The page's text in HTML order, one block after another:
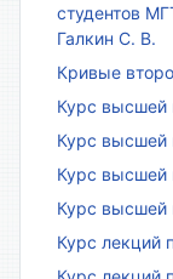
студентов
Галкин С. В.
Кривые
Курс высшей
Курс высшей
Курс высшей
Курс высшей
Курс лекций